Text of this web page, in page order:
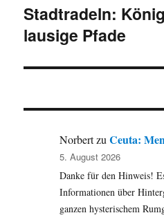
Nächster
Beitrag:
Stadtradeln:
lausige Pfade
NorbertzuCeuta:
5. August 2026
Danke für den Hinweis!
Informationen über
ganzen hysterischem